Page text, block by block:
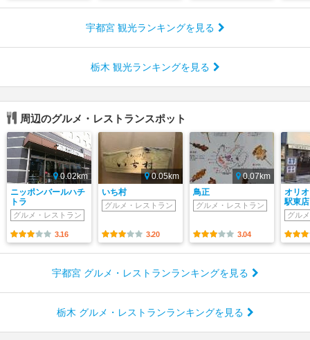
宇都宮 観光ランキングを見る
栃木 観光ランキングを見る
周辺のグルメ・レストランスポット
0.02km
ニッポンバールハチ
トラ
グルメ・レストラン
3.16
0.05km
いち村
グルメ・レストラン
3.20
0.07km
鳥正
グルメ・レストラン
3.04
オリ
駅東店
グル
宇都宮 グルメ・レストランランキングを見る
栃木 グルメ・レストランランキングを見る